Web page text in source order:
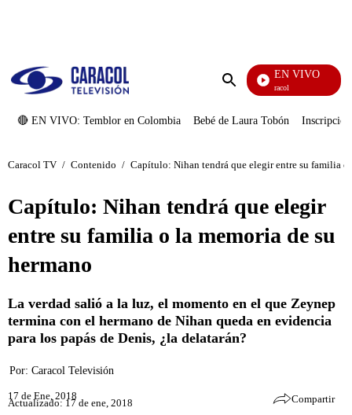
Enviar
EN VIVO
Noticias Caracol
🔴 EN VIVO: Temblor en Colombia Bebé de Laura Tobón
Caracol TV / Contenido / Capítulo: Nihan tendrá que elegir entre su familia o
Capítulo: Nihan tendrá que elegir
entre su familia o la memoria de su
hermano
La verdad salió a la luz, el momento en el que Zeynep
termina con el hermano de Nihan queda en evidencia
para los papás de Denis, ¿la delatarán?
Por: Caracol Televisión
17 de Ene, 2018
Actualizado: 17 de ene, 2018 Compartir